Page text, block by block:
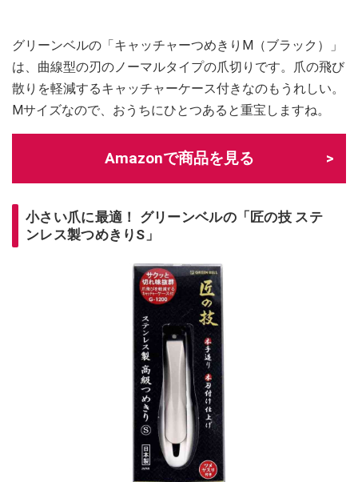
グリーンベルの「キャッチャーつめきりM（ブラック）」
は、曲線型の刃のノーマルタイプの爪切りです。爪の飛び
散りを軽減するキャッチャーケース付きなのもうれしい。
Mサイズなので、おうちにひとつあると重宝しますね。
Amazonで商品を見る
小さい爪に最適！ グリーンベルの「匠の技 ステ
ンレス製つめきりS」